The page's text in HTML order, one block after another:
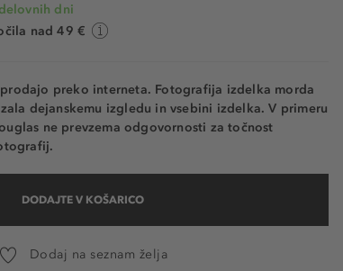
dni
nad 49 €
prodajo preko interneta. Fotografija izdelka morda
dejanskemu izgledu in vsebini izdelka. V primeru
ne prevzema odgovornosti za točnost
DODAJTE V KOŠARICO
Dodaj na seznam želja